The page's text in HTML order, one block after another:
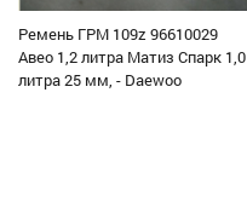
Ремень ГРМ 109z 96610029
Авео 1,2 литра Матиз Спарк 1,0
литра 25 мм, - Daewoo